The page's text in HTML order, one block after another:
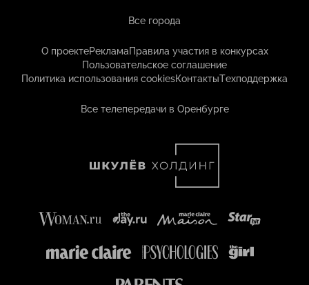
Все города
О проектеРекламаПравила участия в конкурсах
Пользовательское соглашение
Политика использования cookiesКонтактыТехподдержка
Все телепередачи в Оренбурге